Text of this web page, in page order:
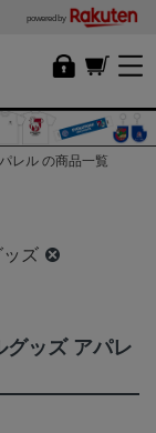
powered by
レル の商品一覧
ッズ
グッズ アパレ